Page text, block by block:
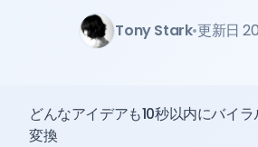
AIツール Tony Stark•更新日
どんなアイデアも10秒以内にバイ
変換